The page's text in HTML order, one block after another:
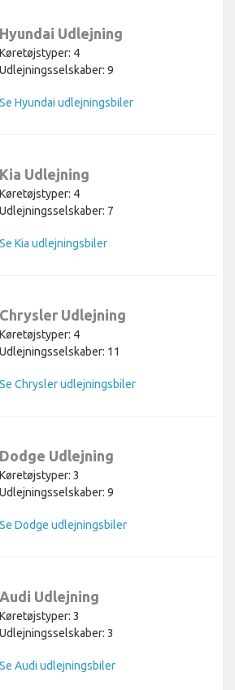
Hyundai Udlejning
Køretøjstyper: 4
Udlejningsselskaber: 9
Se Hyundai udlejningsbiler
Kia Udlejning
Køretøjstyper: 4
Udlejningsselskaber: 7
Se Kia udlejningsbiler
Chrysler Udlejning
Køretøjstyper: 4
Udlejningsselskaber: 11
Se Chrysler udlejningsbiler
Dodge Udlejning
Køretøjstyper: 3
Udlejningsselskaber: 9
Se Dodge udlejningsbiler
Audi Udlejning
Køretøjstyper: 3
Udlejningsselskaber: 3
Se Audi udlejningsbiler